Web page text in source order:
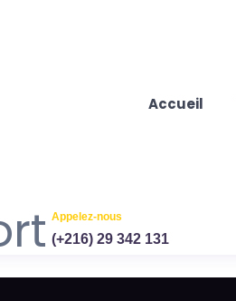
Accueil
Appelez-nous
(+216) 29 342 131